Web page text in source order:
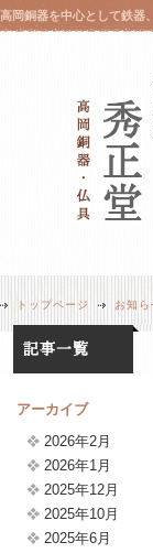
高岡銅器を中心として鉄器
トップページ お知ら
アーカイブ
2026年2月
2026年1月
2025年12月
2025年10月
2025年6月